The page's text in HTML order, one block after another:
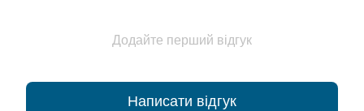
Додайте перший відгук
Написати відгук